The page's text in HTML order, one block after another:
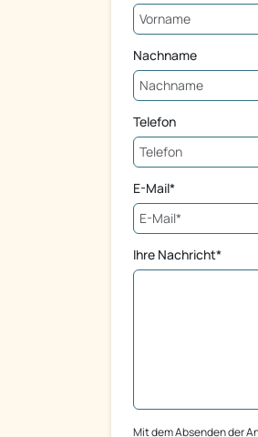
Nachname
Telefon
E-Mail*
Ihre Nachricht*
Mit dem Absenden der